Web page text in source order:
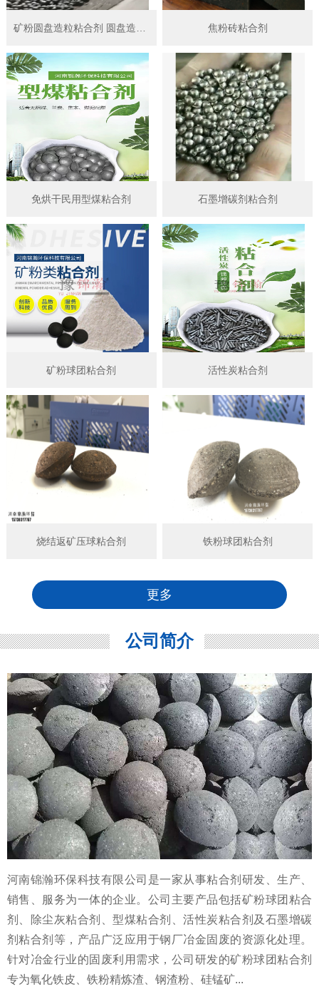
焦粉砖粘合剂
免烘干民用型煤粘合剂 石墨增碳剂粘合剂
矿粉球团粘合剂 活性炭粘合剂
烧结返矿压球粘合剂 铁粉球团粘合剂
更多
公司简介
河南锦瀚环保科技有限公司是一家从事粘合剂研发、生产、
销售、服务为一体的企业。公司主要产品包括矿粉球团粘合
剂、除尘灰粘合剂、型煤粘合剂、活性炭粘合剂及石墨增碳
剂粘合剂等，产品广泛应用于钢厂冶金固废的资源化处理。
针对冶金行业的固废利用需求，公司研发的矿粉球团粘合剂
专为氧化铁皮、铁粉精炼渣、钢渣粉、硅锰矿...